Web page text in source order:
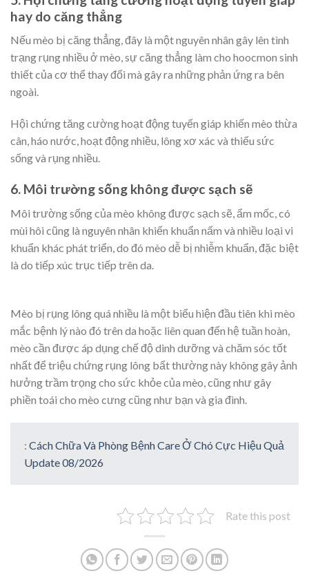
hay do căng thẳng
Nếu mèo bị căng thẳng, đây là một nguyên nhân gây lên tình
trạng rụng nhiều ở mèo, sự căng thẳng làm cho hoocmon sinh
thiết của cơ thể thay đổi mà gây ra những phản ứng ra bên
ngoài.
Hội chứng tăng cường hoạt động tuyến giáp khiến mèo thừa
cân, háo nước, hoạt động nhiều, lông xơ xác và thiếu sức
sống và rụng nhiều.
6. Môi trường sống không được sạch sẽ
Môi trường sống của mèo không được sạch sẽ, ẩm mốc, có
mùi hôi cũng là nguyên nhân khiến khuẩn nấm và nhiều loại vi
khuẩn khác phát triển, do đó mèo dễ bị nhiễm khuẩn, đặc biệt
là do tiếp xúc trục tiếp trên da.
Mèo bị rụng lông quá nhiều là một biểu hiện đầu tiên khi mèo
mắc bệnh lý nào đó trên da hoặc liên quan đến hệ tuần hoàn,
mèo cần được áp dụng chế độ dinh dưỡng và chăm sóc tốt
nhất để triệu chứng rụng lông bất thường này không gây ảnh
hưởng trầm trọng cho sức khỏe của mèo, cũng như gây
phiền toái cho mèo cưng cũng như bạn và gia đình.
: Cách Chữa Và Phòng Bệnh Care Ở Chó Cực Hiệu Quả
Update 08/2026
Rate this post